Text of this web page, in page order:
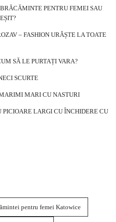
PENTRU FEMEI SAU
– FASHION URĂȘTE LA TOATE
SĂ LE PURTAȚI VARA?
SCURTE
MARI CU NASTURI
LARGI CU ÎNCHIDERE CU
pentru femei Katowice